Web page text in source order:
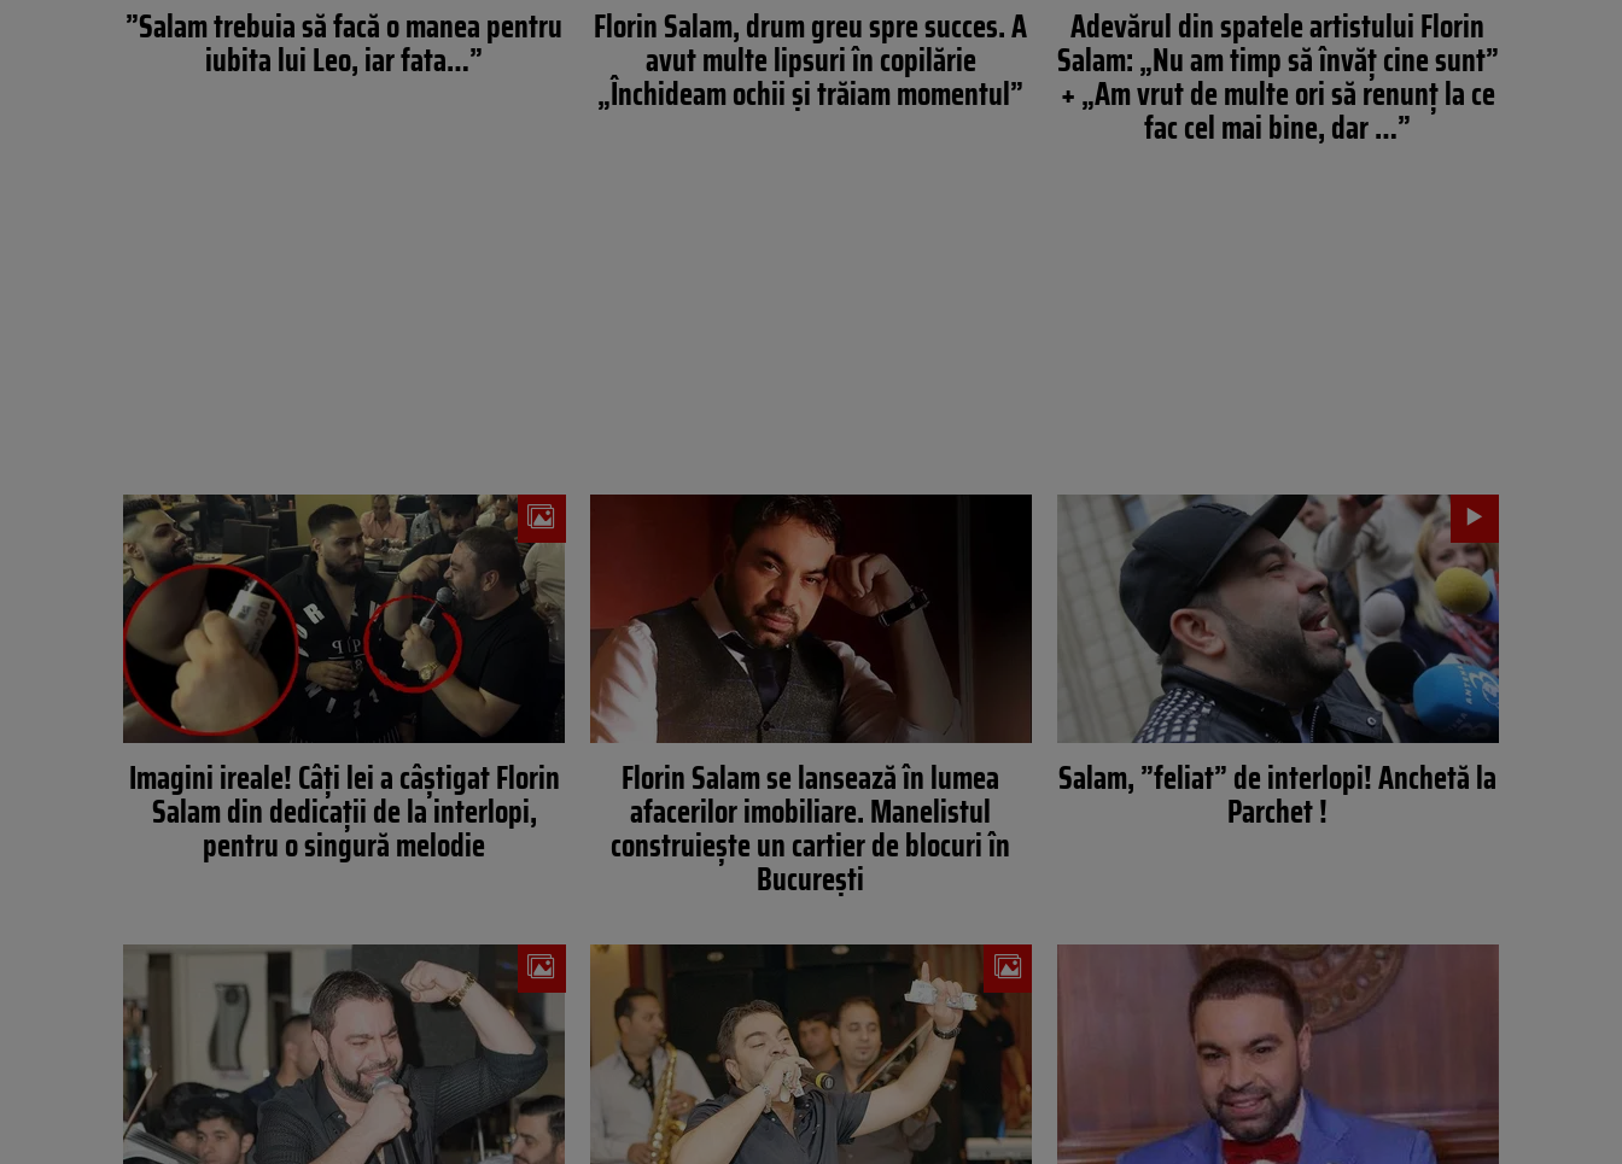
”Salam trebuia să facă o manea pentru
iubita lui Leo, iar fata…”
Florin Salam, drum greu spre succes. A
avut multe lipsuri în copilărie
„Închideam ochii și trăiam momentul”
Adevărul din spatele artistului Florin
Salam: „Nu am timp să învăț cine sunt”
+ „Am vrut de multe ori să renunț la ce
fac cel mai bine, dar …”
Imagini ireale! Câți lei a câștigat Florin
Salam din dedicații de la interlopi,
pentru o singură melodie
Florin Salam se lansează în lumea
afacerilor imobiliare. Manelistul
construiește un cartier de blocuri în
București
Salam, ”feliat” de interlopi! Anchetă la
Parchet !